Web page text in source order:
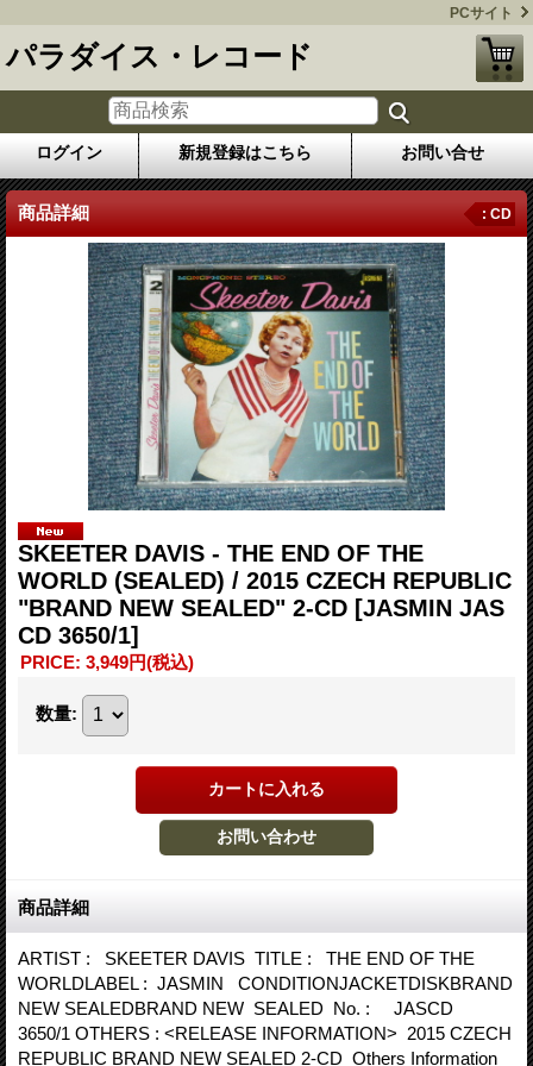
PCサイト
パラダイス・レコード
ログイン 新規登録はこちら お問い合せ
商品詳細 : CD
SKEETER DAVIS - THE END OF THE
WORLD (SEALED) / 2015 CZECH REPUBLIC
"BRAND NEW SEALED" 2-CD [JASMIN JAS
CD 3650/1]
PRICE: 3,949円(税込)
数量:
商品詳細
ARTIST : SKEETER DAVIS TITLE : THE END OF THE
WORLDLABEL : JASMIN CONDITIONJACKETDISKBRAND
NEW SEALEDBRAND NEW SEALED No. : JASCD
3650/1 OTHERS : <RELEASE INFORMATION> 2015 CZECH
REPUBLIC BRAND NEW SEALED 2-CD Others Information